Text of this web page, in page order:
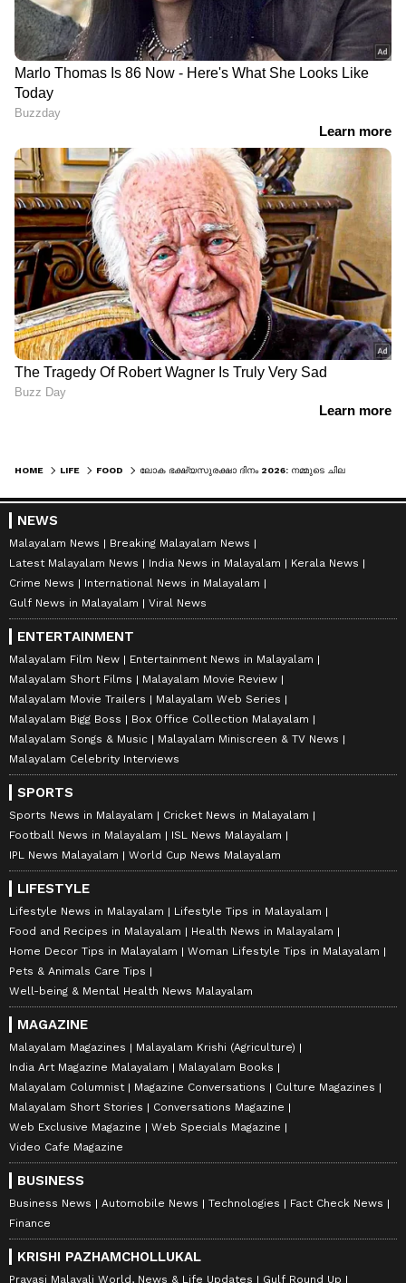
HOME LIFE FOOD
NEWS
Malayalam News
Breaking Malayalam News
Latest Malayalam News
India News in Malayalam
Kerala News
Crime News
International News in Malayalam
Gulf News in Malayalam
Viral News
ENTERTAINMENT
Malayalam Film New
Entertainment News in Malayalam
Malayalam Short Films
Malayalam Movie Review
Malayalam Movie Trailers
Malayalam Web Series
Malayalam Bigg Boss
Box Office Collection Malayalam
Malayalam Songs & Music
Malayalam Miniscreen & TV News
Malayalam Celebrity Interviews
SPORTS
Sports News in Malayalam
Cricket News in Malayalam
Football News in Malayalam
ISL News Malayalam
IPL News Malayalam
World Cup News Malayalam
LIFESTYLE
Lifestyle News in Malayalam
Lifestyle Tips in Malayalam
Food and Recipes in Malayalam
Health News in Malayalam
Home Decor Tips in Malayalam
Woman Lifestyle Tips in Malayalam
Pets & Animals Care Tips
Well-being & Mental Health News Malayalam
MAGAZINE
Malayalam Magazines
Malayalam Krishi (Agriculture)
India Art Magazine Malayalam
Malayalam Books
Malayalam Columnist
Magazine Conversations
Culture Magazines
Malayalam Short Stories
Conversations Magazine
Web Exclusive Magazine
Web Specials Magazine
Video Cafe Magazine
BUSINESS
Business News Automobile News Technologies
Fact Check News
Finance
KRISHI PAZHAMCHOLLUKAL
Pravasi Malayali World, News & Life Updates Gulf Round Up